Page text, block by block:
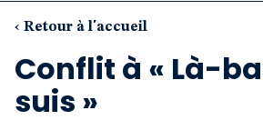
Nos propositions
Notre revue
‹ Retour à l'accueil
Conflit à « Là-
suis »